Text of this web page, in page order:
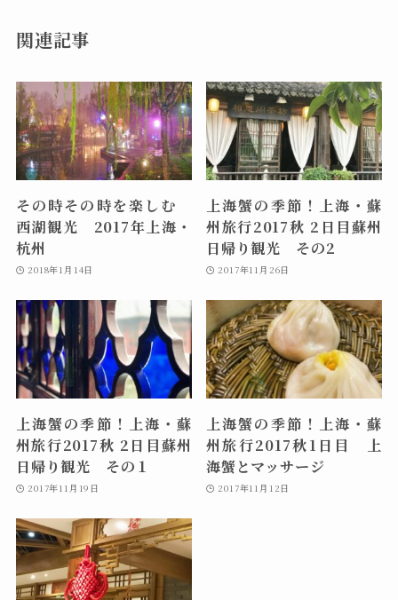
関連記事
その時その時を楽しむ
西湖観光 2017年上海・
杭州
2018年1月14日
上海蟹の季節！上海・蘇
州旅行2017秋 2日目蘇州
日帰り観光 その2
2017年11月26日
上海蟹の季節！上海・蘇
州旅行2017秋 2日目蘇州
日帰り観光 その１
2017年11月19日
上海蟹の季節！上海・蘇
州旅行2017秋1日目 上
海蟹とマッサージ
2017年11月12日